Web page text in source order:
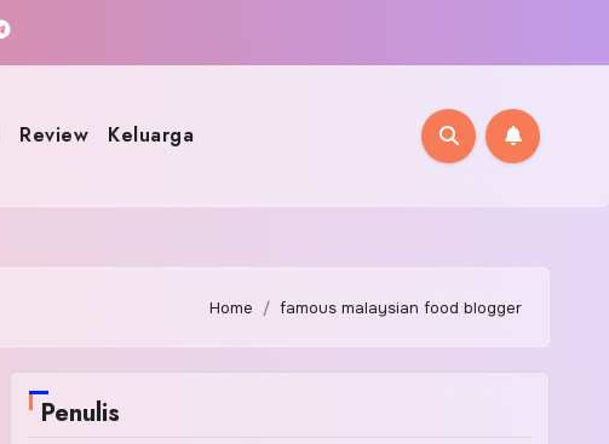
Review Keluarga
Home famous malaysian food blogger
Penulis